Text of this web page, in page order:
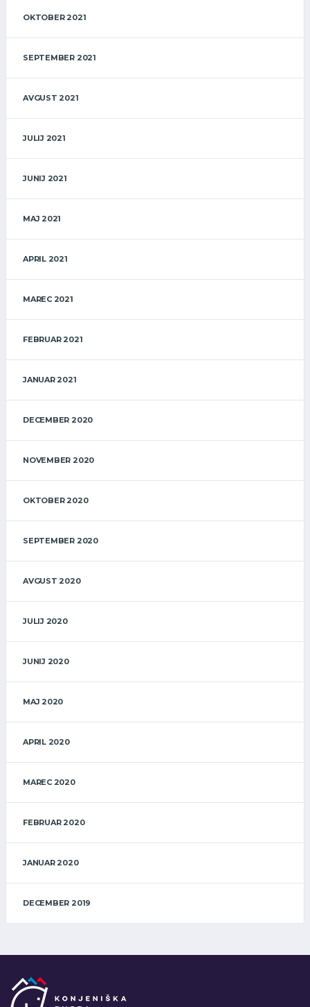
OKTOBER 2021
SEPTEMBER 2021
AVGUST 2021
JULIJ 2021
JUNIJ 2021
MAJ 2021
APRIL 2021
MAREC 2021
FEBRUAR 2021
JANUAR 2021
DECEMBER 2020
NOVEMBER 2020
OKTOBER 2020
SEPTEMBER 2020
AVGUST 2020
JULIJ 2020
JUNIJ 2020
MAJ 2020
APRIL 2020
MAREC 2020
FEBRUAR 2020
JANUAR 2020
DECEMBER 2019